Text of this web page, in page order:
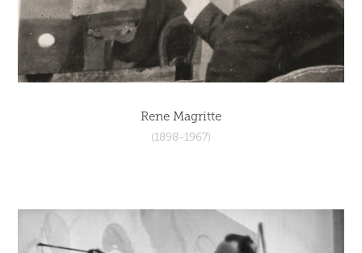
Rene Magritte
(1898-1967)